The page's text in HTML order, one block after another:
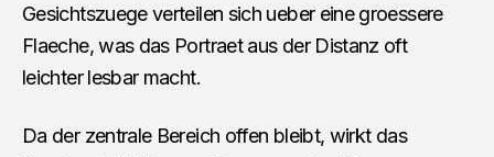
Gesichtszuege verteilen sich ueber eine groessere
Flaeche, was das Portraet aus der Distanz oft
leichter lesbar macht.
Da der zentrale Bereich offen bleibt, wirkt das